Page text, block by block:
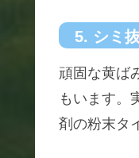
5. シミ
頑固な黄ば
もいます。
剤の粉末タ